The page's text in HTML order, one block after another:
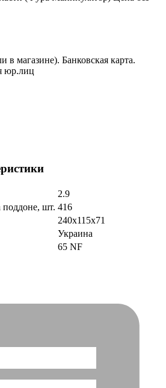
магазине). Банковская карта.
юр.лиц
2.9
поддоне, шт. 416
240x115x71
Украина
65 NF